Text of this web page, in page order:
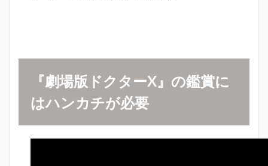
『劇場版ドクターX 』の鑑賞に
はハンカチが必要